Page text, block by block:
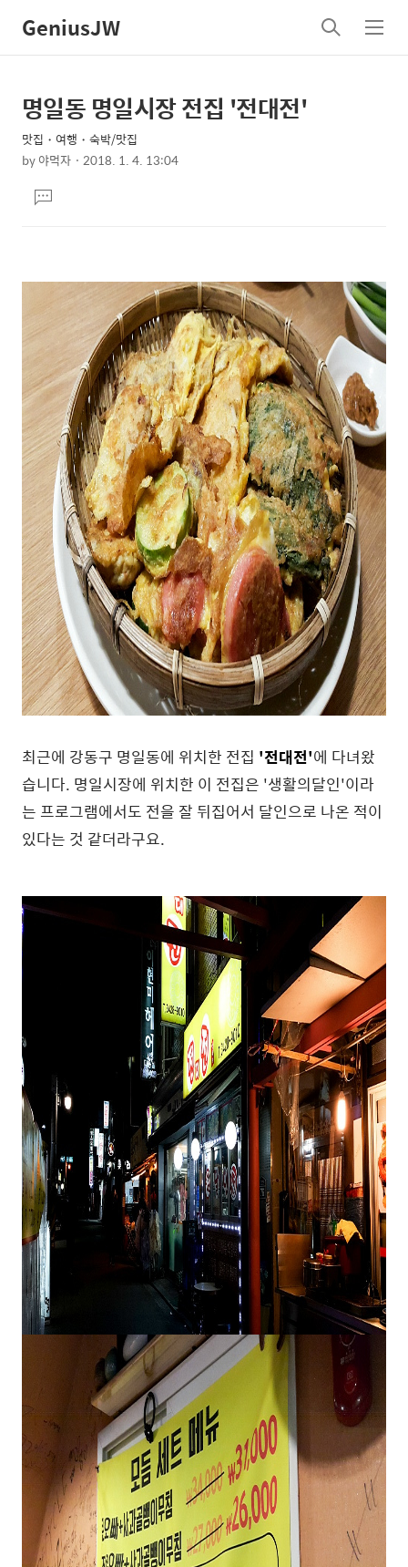
GeniusJW
검
색
메
뉴
상
세
컨
텐
츠
본
문
제
목
명일동 명일시장 전집 '전대전'
맛집・여행・숙박/맛집
by야먹자 2018. 1. 4. 13:04
문댓
글
최근에 강동구 명일동에 위치한 전집 '전대전'에 다녀왔
습니다. 명일시장에 위치한 이 전집은 '생활의달인'이라
는 프로그램에서도 전을 잘 뒤집어서 달인으로 나온 적이
있다는 것 같더라구요.